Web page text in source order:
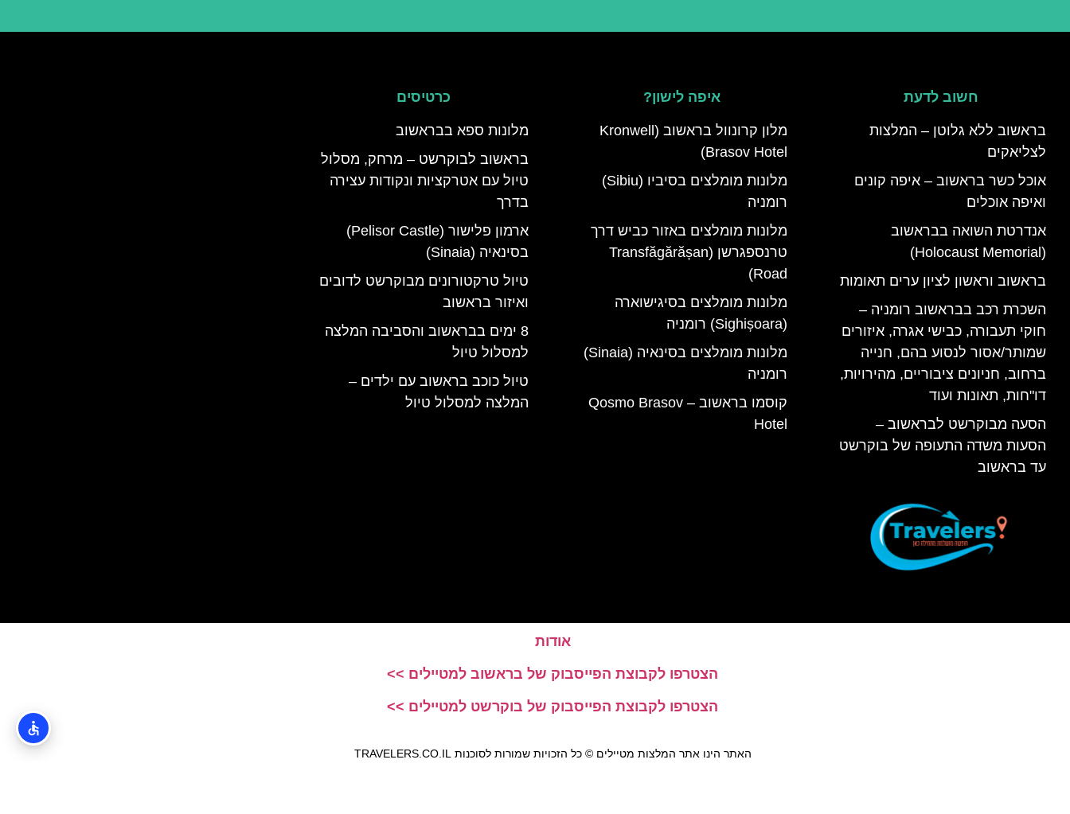
חשוב לדעת
בראשוב ללא גלוטן – המלצות
לצליאקים
אוכל כשר בראשוב – איפה קונים
ואיפה אוכלים
אנדרטת השואה בבראשוב
(Holocaust Memorial)
בראשוב וראשון לציון ערים תאומות
השכרת רכב בבראשוב רומניה –
חוקי תעבורה, כבישי אגרה, איזורים
שמותר/אסור לנסוע בהם, חנייה
ברחוב, חניונים ציבוריים, מהירויות,
דו"חות, תאונות ועוד
הסעה מבוקרשט לבראשוב –
הסעות משדה התעופה של בוקרשט
עד בראשוב
איפה לישון?
מלון קרונוול בראשוב (Kronwell
Brasov Hotel)
מלונות מומלצים בסיביו (Sibiu)
רומניה
מלונות מומלצים באזור כביש דרך
טרנספגרשן (Transfăgărășan
Road)
מלונות מומלצים בסיגישוארה
(Sighișoara) רומניה
מלונות מומלצים בסינאיה (Sinaia)
רומניה
קוסמו בראשוב – Qosmo Brasov
Hotel
כרטיסים
מלונות ספא בבראשוב
בראשוב לבוקרשט – מרחק, מסלול
טיול עם אטרקציות ונקודות עצירה
בדרך
ארמון פלישור (Pelisor Castle)
בסינאיה (Sinaia)
טיול טרקטורונים מבוקרשט לדובים
ואיזור בראשוב
8 ימים בבראשוב והסביבה המלצה
למסלול טיול
טיול כוכב בראשוב עם ילדים –
המלצה למסלול טיול
אודות
הצטרפו לקבוצת הפייסבוק של בראשוב למטיילים >>
הצטרפו לקבוצת הפייסבוק של בוקרשט למטיילים >>
האתר הינו אתר המלצות מטיילים © כל הזכויות שמורות לסוכנות TRAVELERS.CO.IL